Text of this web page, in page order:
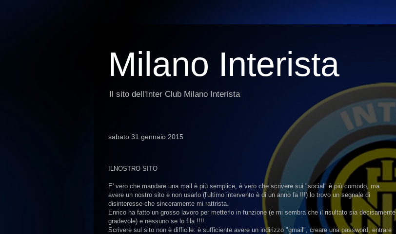
Milano Interista
Il sito dell'Inter Club Milano Interista
sabato 31 gennaio 2015
ILNOSTRO SITO
E' vero che mandare una mail è più semplice, è vero che scrivere sui "social" è più comodo, ma
avere un nostro sito e non usarlo (l'ultimo intervento è di un anno fa !!!) lo trovo un segnale di
disinteresse che sinceramente mi rattrista.
Enrico ha fatto un grosso lavoro per metterlo in funzione (e mi sembra che il risultato sia decisamente
gradevole) e nessuno se lo fila !!!!
Scrivere sul sito non è difficile: è sufficiente avere un indirizzo "gmail", creare una password, entrare